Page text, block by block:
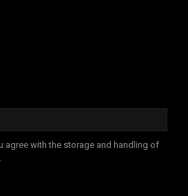
agree with the storage and handling of